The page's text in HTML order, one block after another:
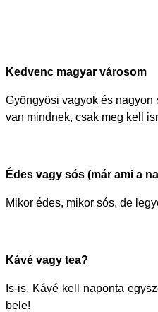
Kedvenc magyar városom
Gyöngyösi vagyok és
van mindnek, csak meg kell
Édes vagy sós (már ami a
Mikor édes, mikor sós, de
Kávé vagy tea?
Is-is. Kávé kell naponta
bele!